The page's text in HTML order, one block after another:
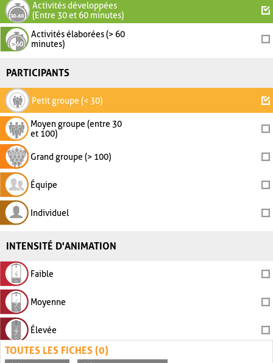
Activités développées
(Entre 30 et 60 minutes)
Activités élaborées (> 60
minutes)
PARTICIPANTS
Petit groupe (< 30)
Moyen groupe (entre 30
et 100)
Grand groupe (> 100)
Équipe
Individuel
INTENSITÉ D'ANIMATION
Faible
Moyenne
Élevée
TOUTES LES FICHES (0)